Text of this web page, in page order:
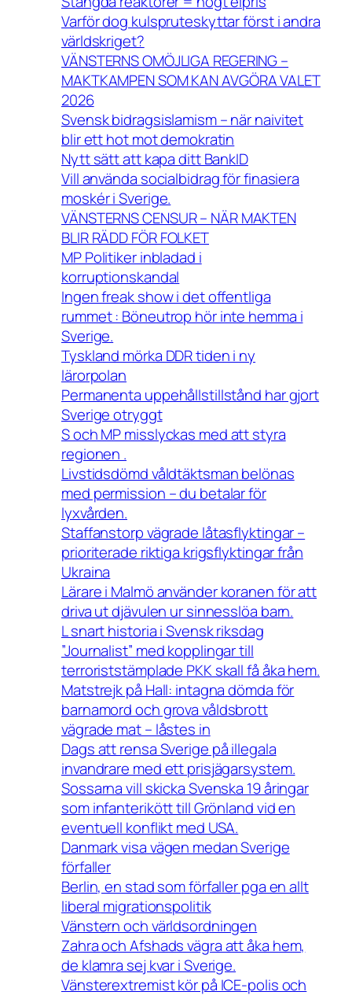
Varför dog kulspruteskyttar först i andra
världskriget?
VÄNSTERNS OMÖJLIGA REGERING –
MAKTKAMPEN SOM KAN AVGÖRA VALET
2026
Svensk bidragsislamism – när naivitet
blir ett hot mot demokratin
Nytt sätt att kapa ditt BankID
Vill använda socialbidrag för finasiera
moskér i Sverige.
VÄNSTERNS CENSUR – NÄR MAKTEN
BLIR RÄDD FÖR FOLKET
MP Politiker inbladad i
korruptionskandal
Ingen freak show i det offentliga
rummet : Böneutrop hör inte hemma i
Sverige.
Tyskland mörka DDR tiden i ny
lärorpolan
Permanenta uppehållstillstånd har gjort
Sverige otryggt
S och MP misslyckas med att styra
regionen .
Livstidsdömd våldtäktsman belönas
med permission – du betalar för
lyxvården.
Staffanstorp vägrade låtasflyktingar –
prioriterade riktiga krigsflyktingar från
Ukraina
Lärare i Malmö använder koranen för att
driva ut djävulen ur sinnesslöa barn.
L snart historia i Svensk riksdag
”Journalist” med kopplingar till
terroriststämplade PKK skall få åka hem.
Matstrejk på Hall: intagna dömda för
barnamord och grova våldsbrott
vägrade mat – låstes in
Dags att rensa Sverige på illegala
invandrare med ett prisjägarsystem.
Sossarna vill skicka Svenska 19 åringar
som infanterikött till Grönland vid en
eventuell konflikt med USA.
Danmark visa vägen medan Sverige
förfaller
Berlin, en stad som förfaller pga en allt
liberal migrationspolitik
Vänstern och världsordningen
Zahra och Afshads vägra att åka hem,
de klamra sej kvar i Sverige.
Vänsterextremist kör på ICE-polis och